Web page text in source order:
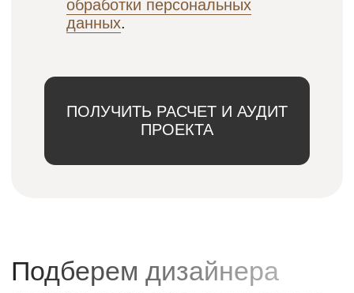
ПОДОБРАТЬ ДИЗАЙНЕРА
нашу мебель
на изготовление мебели на заказ в Москве
и других городах России.